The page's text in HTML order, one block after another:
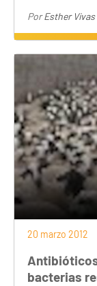
PorEsther Vivas
20 marzo 2012
bacterias